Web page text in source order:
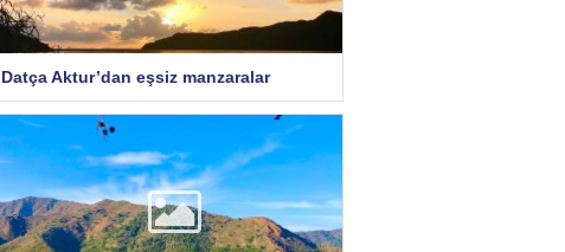
Datça Aktur’dan eşsiz manzaralar